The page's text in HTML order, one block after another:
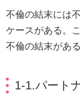
不倫の結末には
ケースがある。
不倫の結末があ
1-1.パート